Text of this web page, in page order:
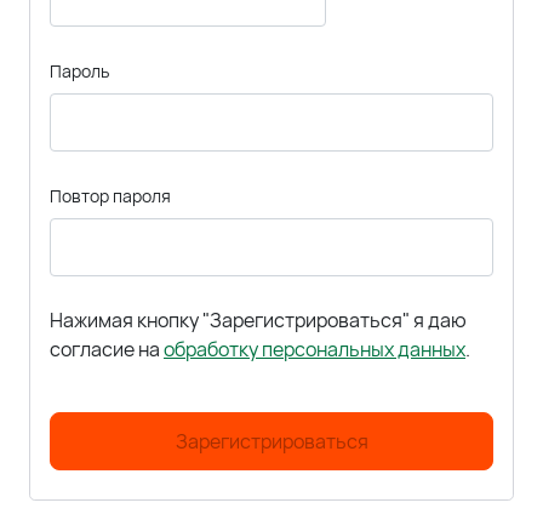
Пароль
Повтор пароля
Нажимая кнопку "Зарегистрироваться" я даю
согласие наобработку персональных данных.
Зарегистрироваться